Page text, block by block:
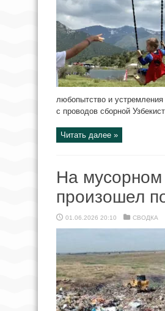
любопытство и
с проводов сборной
Читать далее »
На мусорном
произошел
01.06.2026 20:10 СВОДКА